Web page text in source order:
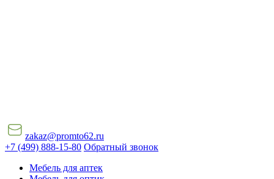
zakaz@promto62.ru
+7 (499) 888-15-80 Обратный звонок
Мебель для аптек